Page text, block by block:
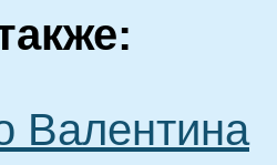
Валентина